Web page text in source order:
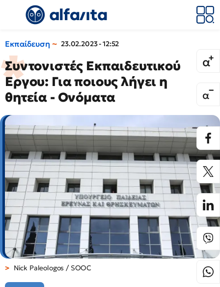
Εκπαίδευση 23.02.2023 - 12:52
Συντονιστές Εκπαιδευτικού
Εργου: Για ποιους λήγει η
θητεία - Ονόματα
Nick Paleologos / SOOC